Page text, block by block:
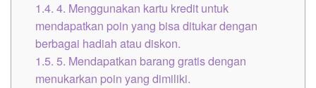
1.4. 4. Menggunakan kartu kredit untuk
mendapatkan poin yang bisa ditukar dengan
berbagai hadiah atau diskon.
1.5. 5. Mendapatkan barang gratis dengan
menukarkan poin yang dimiliki.